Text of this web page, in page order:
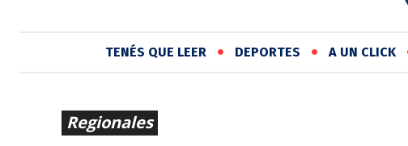
TENÉS QUE LEER DEPORTES A UN CLICK
Regionales